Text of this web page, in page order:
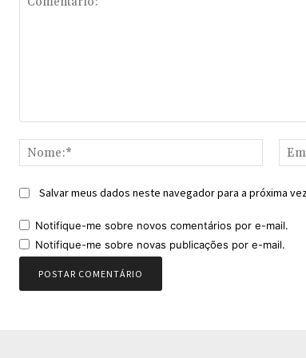
Nome:*
Salvar meus dados neste navegador para a próxima
Notifique-me sobre novos comentários por e-mail.
Notifique-me sobre novas publicações por e-mail.